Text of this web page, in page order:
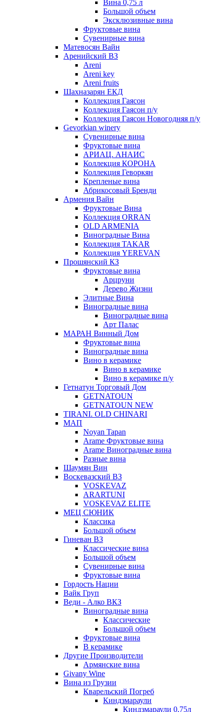
Вина 0,75 л
Большой объем
Эксклюзивные вина
Фруктовые вина
Cувенирные вина
Матевосян Вайн
Аренийский ВЗ
Areni
Areni key
Areni fruits
Шахназарян ЕКД
Коллекция Гаясон
Коллекция Гаясон п/у
Коллекция Гаясон Новогодняя п/у
Gevorkian winery
Сувенирные вина
Фруктовые вина
АРИАЦ. АНАИС
Коллекция КОРОНА
Коллекция Геворкян
Крепленые вина
Абрикосовый Бренди
Армения Вайн
Фруктовые Вина
Коллекция ORRAN
OLD ARMENIA
Виноградные Вина
Коллекция TAKAR
Коллекция YEREVAN
Прошянский КЗ
Фруктовые вина
Арцруни
Дерево Жизни
Элитные Вина
Виноградные вина
Виноградные вина
Арт Палас
МАРАН Винный Дом
Фруктовые вина
Виноградные вина
Вино в керамике
Вино в керамике
Вино в керамике п/у
Гетнатун Торговый Дом
GETNATOUN
GETNATOUN NEW
TIRANI. OLD CHINARI
МАП
Noyan Tapan
Arame Фруктовые вина
Arame Виноградные вина
Разные вина
Шаумян Вин
Воскевазский ВЗ
VOSKEVAZ
ARARTUNI
VOSKEVAZ ELITE
МЕЦ СЮНИК
Классика
Большой объем
Гиневан ВЗ
Классические вина
Большой объем
Сувенирные вина
Фруктовые вина
Гордость Нации
Вайк Груп
Веди - Алко ВКЗ
Виноградные вина
Классические
Большой объем
Фруктовые вина
В керамике
Другие Производители
Армянские вина
Givany Wine
Вина из Грузии
Кварельский Погреб
Киндзмараули
Киндзмараули 0,75л